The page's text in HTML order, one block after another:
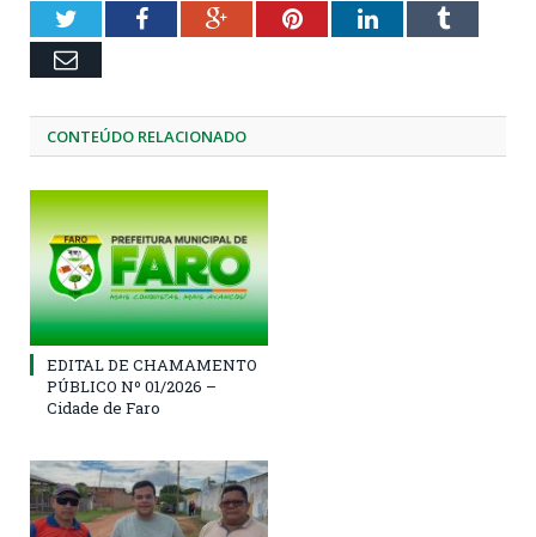
TwitterFacebookGoogle+PinterestLinkedInTumblr
Email
CONTEÚDO RELACIONADO
EDITAL DE CHAMAMENTO
PÚBLICO Nº 01/2026 –
Cidade de Faro